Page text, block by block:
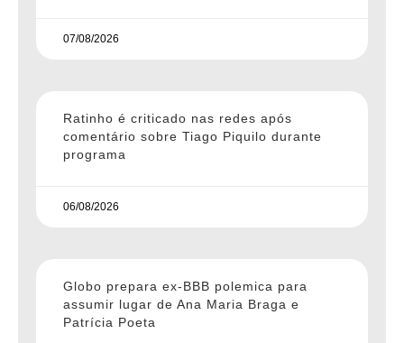
07/08/2026
Ratinho é criticado nas redes após
comentário sobre Tiago Piquilo durante
programa
06/08/2026
Globo prepara ex-BBB polemica para
assumir lugar de Ana Maria Braga e
Patrícia Poeta